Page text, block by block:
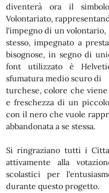
diventerà ora il
Volontariato,
l'impegno di un volontario,
stesso, impegnato a
bisognose, in segno di
font utilizzato è
sfumatura medio scuro di
turchese, colore che viene
e freschezza di un
con il nero che vuole
abbandonata a se stessa.
Si ringraziano tutti i
attivamente alla
scolastici per
durante questo progetto.